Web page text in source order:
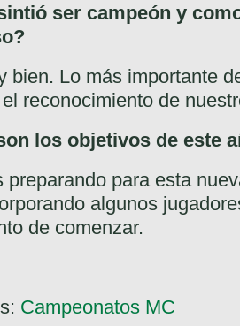
ser campeón y
bien. Lo más importante
reconocimiento de
los objetivos de este
preparando para esta
algunos
de comenzar.
Campeonatos MC